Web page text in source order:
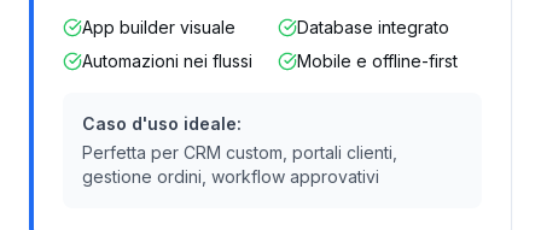
App builder visuale
Database integrato
Automazioni nei flussi
Mobile e offline-first
Caso d'uso ideale:
Perfetta per CRM custom, portali clienti,
gestione ordini, workflow approvativi